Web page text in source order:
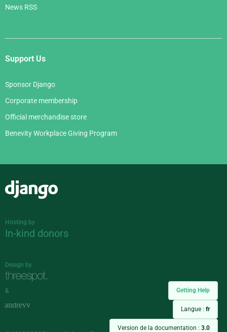
Getting Help
Langue : fr
Version de la documentation : 3.0
News RSS
Support Us
Sponsor Django
Corporate membership
Official merchandise store
Benevity Workplace Giving Program
Hosting by
In-kind donors
Design by
&